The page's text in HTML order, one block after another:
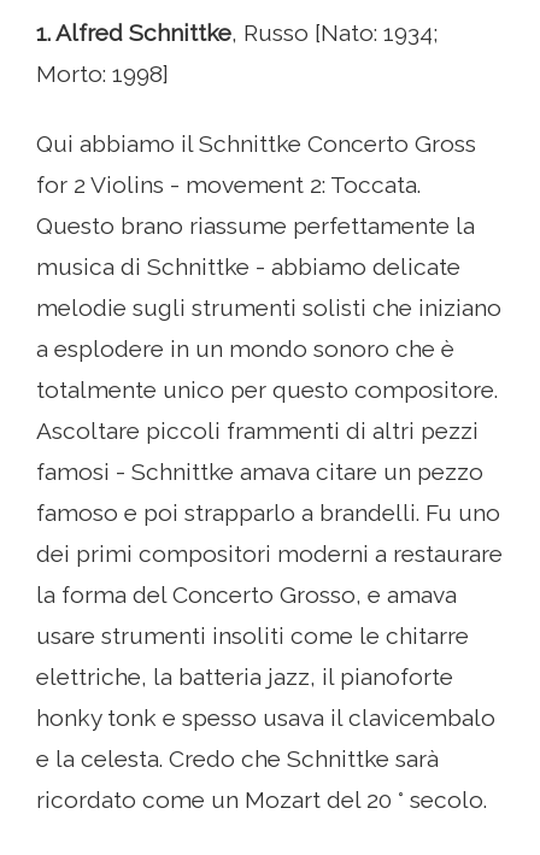
1. Alfred Schnittke, Russo [Nato: 1934;
Morto: 1998]
Qui abbiamo il Schnittke Concerto Gross
for 2 Violins - movement 2: Toccata.
Questo brano riassume perfettamente la
musica di Schnittke - abbiamo delicate
melodie sugli strumenti solisti che iniziano
a esplodere in un mondo sonoro che è
totalmente unico per questo compositore.
Ascoltare piccoli frammenti di altri pezzi
famosi - Schnittke amava citare un pezzo
famoso e poi strapparlo a brandelli. Fu uno
dei primi compositori moderni a restaurare
la forma del Concerto Grosso, e amava
usare strumenti insoliti come le chitarre
elettriche, la batteria jazz, il pianoforte
honky tonk e spesso usava il clavicembalo
e la celesta. Credo che Schnittke sarà
ricordato come un Mozart del 20 ° secolo.